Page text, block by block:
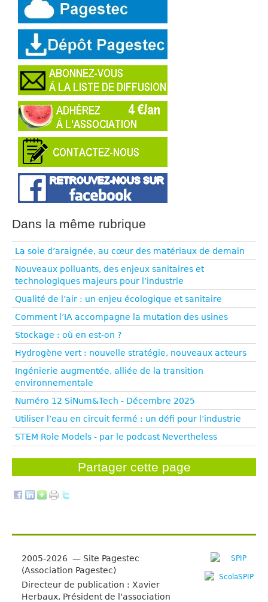
Dans la même rubrique
La soie d’araignée, au cœur des matériaux de demain
Nouveaux polluants, des enjeux sanitaires et
technologiques majeurs pour l’industrie
Qualité de l’air : un enjeu écologique et sanitaire
Comment l’IA accompagne la mutation des usines
Stockage : où en est-on ?
Hydrogène vert : nouvelle stratégie, nouveaux acteurs
Ingénierie augmentée, alliée de la transition
environnementale
Numéro 12 SiNum&Tech - Décembre 2025
Utiliser l’eau en circuit fermé : un défi pour l’industrie
STEM Role Models - par le podcast Nevertheless
Partager cette page
2005-2026 — Site Pagestec
(Association Pagestec)
Directeur de publication : Xavier
Herbaux, Président de l'association